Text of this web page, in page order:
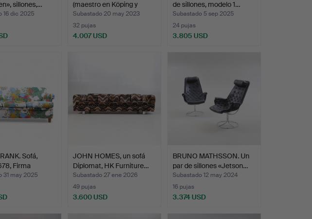
sillones,…
16 dic 2025
(maestro en Köping y
Kungsör…
Subastado 20 may 2023
32 pujas
4.007 USD
de sillones, modelo 1…
Subastado 5 sep 2025
24 pujas
3.805 USD
Sofá,
Firma
31 may 2025
JOHN HOMES, un sofá
Diplomat, HK Furniture…
Subastado 27 ene 2026
49 pujas
3.600 USD
BRUNO MATHSSON. Un
par de sillones «Jetson…
Subastado 12 may 2024
16 pujas
3.374 USD